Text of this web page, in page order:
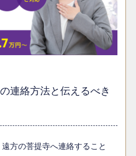
連絡方法と伝えるべき
方の菩提寺へ連絡すること